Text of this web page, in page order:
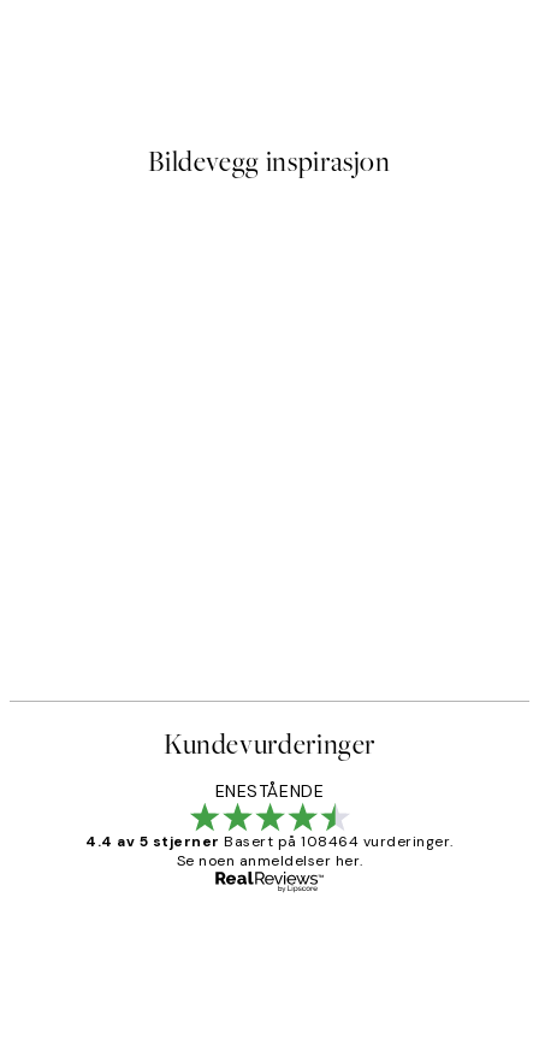
Bildevegg inspirasjon
Kundevurderinger
ENESTÅENDE
4.4 av 5 stjerner Basert på 108464 vurderinger.
Se noen anmeldelser her.